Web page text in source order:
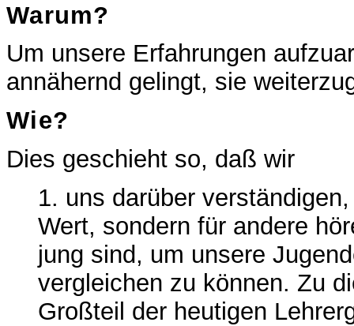
Warum?
Um unsere Erfahrungen
annähernd gelingt, sie
Wie?
Dies geschieht so, daß wir
1. uns darüber
Wert, sondern für andere
jung sind, um unsere
vergleichen zu können. Zu
Großteil der heutigen